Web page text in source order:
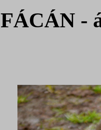
FÁCÁN -